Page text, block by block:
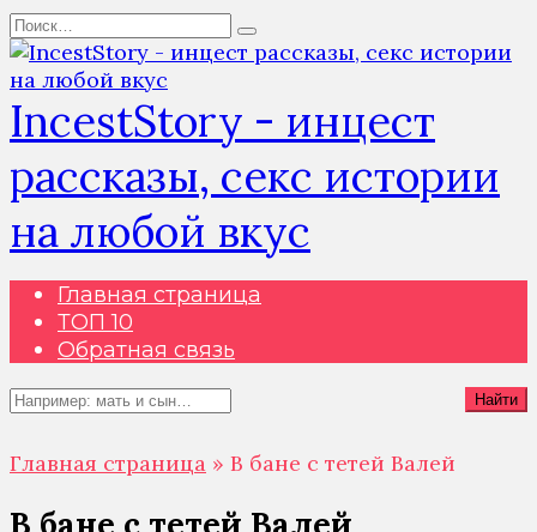
Перейти
к
содержанию
Search
for:
IncestStory - инцест
рассказы, секс истории
на любой вкус
Главная страница
ТОП 10
Обратная связь
Search
Найти
Главная страница » В бане с тетей Валей